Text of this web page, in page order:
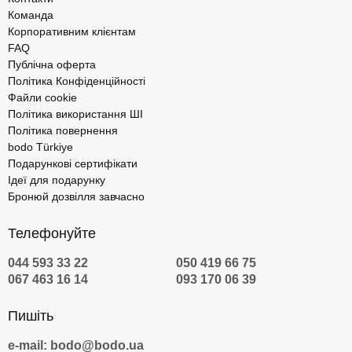
самостійний стрибок або з інструктором. Ви можете додати
відразу два формати, а одержувач презенту зробить вибір на
свій розсуд.
Стрибок з парашутом — це заняття, яке поєднує адреналін і
романтику. З висоти відкриваються дивовижні види на міські
околиці. Кожен новачок отримує незабутні враження на все
життя. Значних обмежень для участі не передбачено, при
реєстрації кожен проходить короткий медогляд. У команді
організаторів спортсмени з великим досвідом, використовується
тільки сертифіковане спорядження та обладнання.
Автор:Володимир Тихончук
Команда
Корпоративним клієнтам
FAQ
Публічна оферта
Політика Конфіденційності
Файли cookie
Політика використання ШІ
Політика повернення
bodo Türkiye
Подарункові сертифікати
Ідеї для подарунку
Бронюй дозвілля завчасно
Телефонуйте
044 593 33 22
050 419 66 75
067 463 16 14
093 170 06 39
Пишіть
e-mail: bodo@bodo.ua